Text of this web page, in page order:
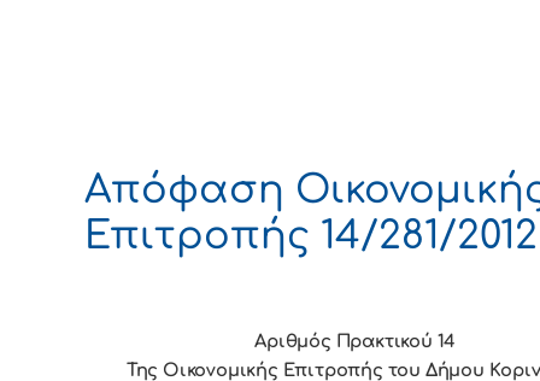
Απόφαση
Επιτροπής 14/281/2012
Αριθμός Πρακτικού 14
Της Οικονομικής Επιτρoπής τoυ Δήμoυ